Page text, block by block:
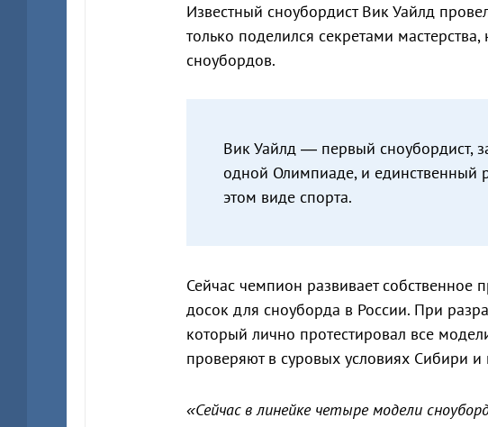
Известный сноубордист Вик Уайлд
только поделился секретами
сноубордов.
Вик Уайлд — первый сноубордист,
одной Олимпиаде, и единственный
этом виде спорта.
Сейчас чемпион развивает собственное
досок для сноуборда в России. При
который лично протестировал все
проверяют в суровых условиях Сибири и
«Сейчас в линейке четыре модели